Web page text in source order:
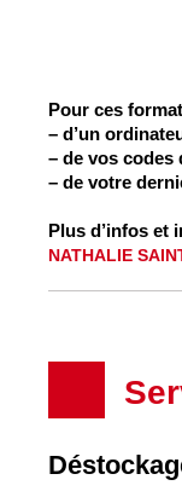
Pour ces
– d’un
– de vos codes
– de votre
Plus d’infos et
NATHALIE